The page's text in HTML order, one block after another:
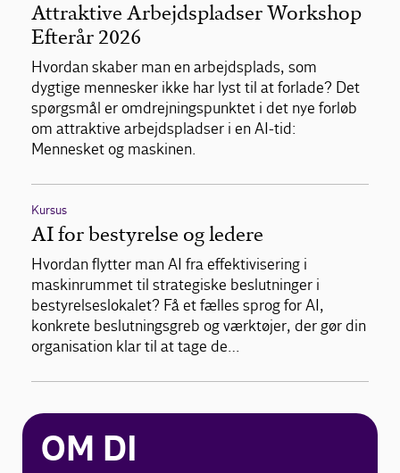
Attraktive Arbejdspladser Workshop
Efterår 2026
Hvordan skaber man en arbejdsplads, som
dygtige mennesker ikke har lyst til at forlade? Det
spørgsmål er omdrejningspunktet i det nye forløb
om attraktive arbejdspladser i en AI-tid:
Mennesket og maskinen.
Kursus
AI for bestyrelse og ledere
Hvordan flytter man AI fra effektivisering i
maskinrummet til strategiske beslutninger i
bestyrelseslokalet? Få et fælles sprog for AI,
konkrete beslutningsgreb og værktøjer, der gør din
organisation klar til at tage de…
OM DI